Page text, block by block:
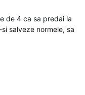
de 4 ca sa predai la
salveze normele, sa